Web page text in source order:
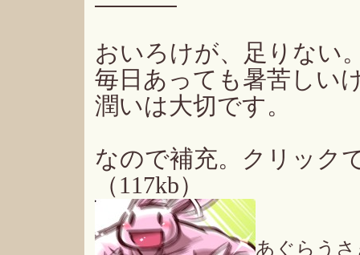
おいろけが、足りない
毎日あっても暑苦しい
潤いは大切です。
なので補充。クリック
（117kb）
あぐらうさ